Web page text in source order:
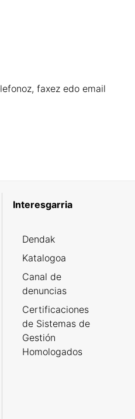
faxez edo email
Interesgarria
Dendak
Katalogoa
Canal de
denuncias
Certificaciones
de Sistemas de
Gestión
Homologados